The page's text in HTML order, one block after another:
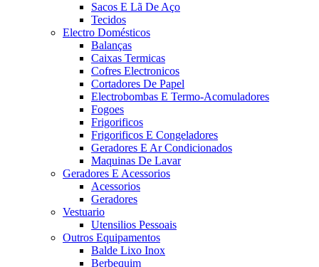
Sacos E Lã De Aço
Tecidos
Electro Domésticos
Balanças
Caixas Termicas
Cofres Electronicos
Cortadores De Papel
Electrobombas E Termo-Acomuladores
Fogoes
Frigorificos
Frigorificos E Congeladores
Geradores E Ar Condicionados
Maquinas De Lavar
Geradores E Acessorios
Acessorios
Geradores
Vestuario
Utensilios Pessoais
Outros Equipamentos
Balde Lixo Inox
Berbequim